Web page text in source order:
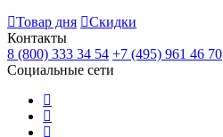
Товар дня
Скидки
Контакты
8 (800) 333 34 54 +7 (495) 961 46 70
Социальные сети